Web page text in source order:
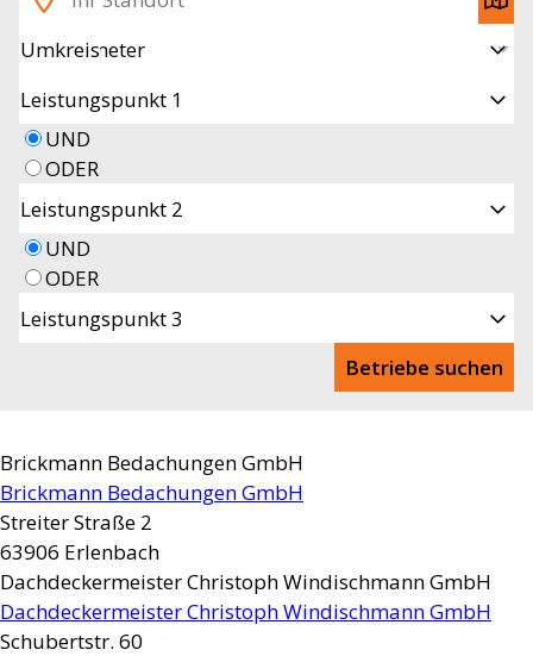
Umkreis
Leistungspunkt 1
UND
ODER
Leistungspunkt 2
UND
ODER
Leistungspunkt 3
Betriebe suchen
Brickmann Bedachungen GmbH
Brickmann Bedachungen GmbH
Streiter Straße 2
63906 Erlenbach
Dachdeckermeister Christoph Windischmann GmbH
Dachdeckermeister Christoph Windischmann GmbH
Schubertstr. 60